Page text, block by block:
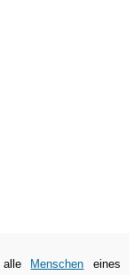
alle Menschen eines